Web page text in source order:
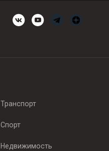
Транспорт
Спорт
Недвижимость